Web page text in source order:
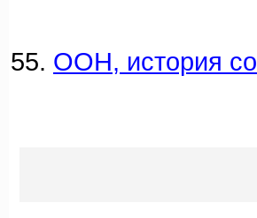
ООН, история